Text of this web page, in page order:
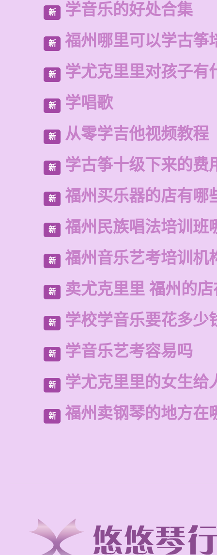
新 学音乐的好处合集
新 福州哪里可以学古筝
新 学尤克里里对孩子有
新 学唱歌
新 从零学吉他视频教程
新 学古筝十级下来的费
新 福州买乐器的店有哪
新 福州民族唱法培训班
新 福州音乐艺考培训机
新 卖尤克里里 福州的
新 学校学音乐要花多少
新 学音乐艺考容易吗
新 学尤克里里的女生给
新 福州卖钢琴的地方在